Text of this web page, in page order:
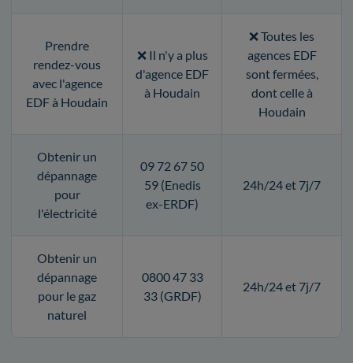
Prendre
rendez-vous
avec l'agence
EDF à Houdain
❌ Il n'y a plus
d'agence EDF
à Houdain
❌ Toutes les
agences EDF
sont fermées,
dont celle à
Houdain
Obtenir un
dépannage
pour
l'électricité
09 72 67 50
59 (Enedis
ex-ERDF)
24h/24 et 7j/7
Obtenir un
dépannage
pour le gaz
naturel
0800 47 33
33 (GRDF)
24h/24 et 7j/7